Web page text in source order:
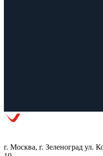
г. Москва, г. Зеленоград ул.